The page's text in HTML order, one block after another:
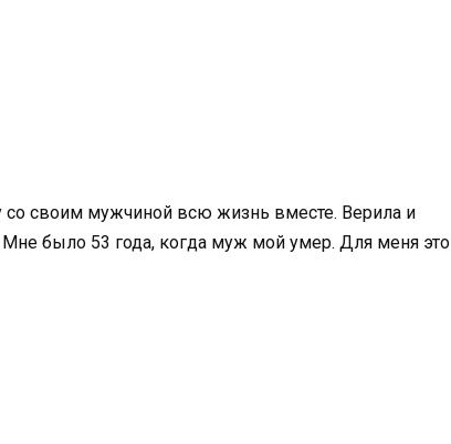
своим мужчиной всю жизнь вместе. Верила и
Мне было 53 года, когда муж мой умер. Для меня это